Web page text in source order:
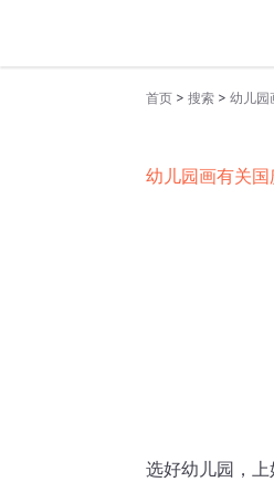
首页 > 搜索 > 幼儿园
幼儿园画有关国
选好幼儿园，上